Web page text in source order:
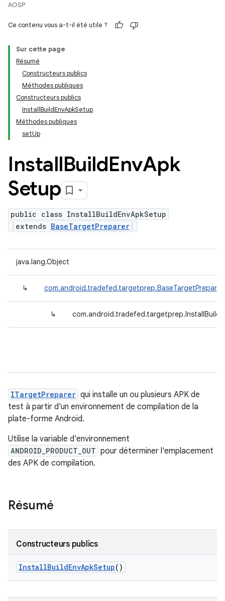
AOSP
Ce contenu vous a-t-il été utile ?
Sur cette page
Résumé
Constructeurs publics
Méthodes publiques
Constructeurs publics
InstallBuildEnvApkSetup
Méthodes publiques
setUp
InstallBuildEnvApk
Setup
public class InstallBuildEnvApkSetup
extends BaseTargetPreparer
java.lang.Object
↳ com.android.tradefed.targetprep.BaseTargetPreparer
↳
ITargetPreparer qui installe un ou plusieurs APK de
test à partir d'un environnement de compilation de la
plate-forme Android.
Utilise la variable d'environnement
ANDROID_PRODUCT_OUT pour déterminer l'emplacement
des APK de compilation.
Résumé
Constructeurs publics
InstallBuildEnvApkSetup()